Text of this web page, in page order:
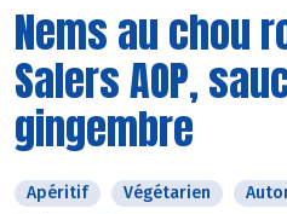
Nems au chou
Salers AOP,
gingembre
Apéritif Végétarien